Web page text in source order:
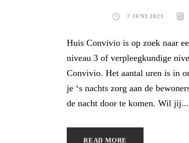
7 JUNI 2023
Huis Convivio is op zoek naar
niveau 3 of verpleegkundige
Convivio. Het aantal uren is in
je ‘s nachts zorg aan de
de nacht door te komen. Wil jij...
READ MORE